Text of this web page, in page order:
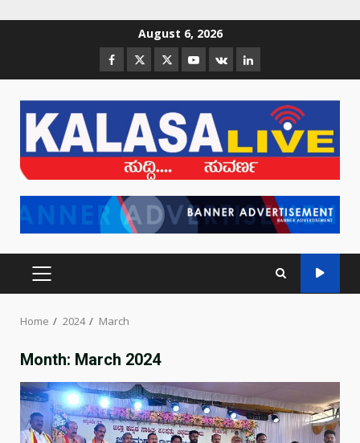
August 6, 2026
Home 2024 March
Month: March 2024